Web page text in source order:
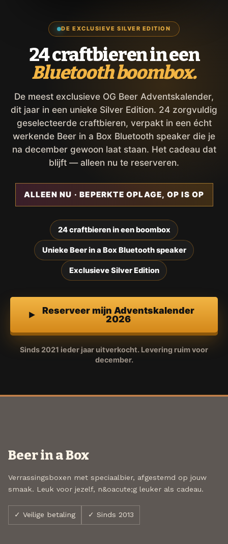
DE EXCLUSIEVE SILVER EDITION
24 craftbieren in een
Bluetooth boombox.
De meest exclusieve OG Beer Adventskalender,
dit jaar in een unieke Silver Edition. 24 zorgvuldig
geselecteerde craftbieren, verpakt in een écht
werkende Beer in a Box Bluetooth speaker die je
na december gewoon laat staan. Het cadeau dat
blijft — alleen nu te reserveren.
ALLEEN NU · BEPERKTE OPLAGE, OP IS OP
24 craftbieren in een boombox
Unieke Beer in a Box Bluetooth speaker
Exclusieve Silver Edition
Reserveer mijn Adventskalender
2026
Sinds 2021 ieder jaar uitverkocht. Levering ruim voor
december.
Beer in a Box
Verrassingsboxen met speciaalbier, afgestemd op jouw
smaak. Leuk voor jezelf, n&oacute;g leuker als cadeau.
✓ Veilige betaling ✓ Sinds 2013